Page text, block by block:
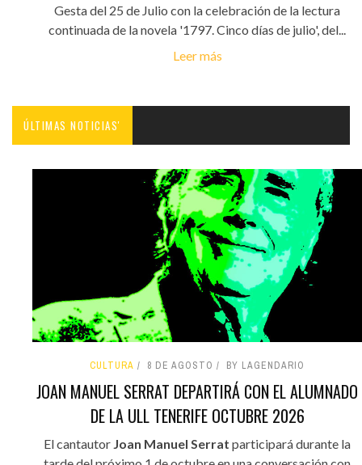
Gesta del 25 de Julio con la celebración de la lectura
continuada de la novela '1797. Cinco días de julio', del...
Leer más
ÚLTIMAS NOTICIAS'
CULTURA 8 DE AGOSTO BY LAGENDARIO
JOAN MANUEL SERRAT DEPARTIRÁ CON EL ALUMNADO
DE LA ULL TENERIFE OCTUBRE 2026
El cantautor Joan Manuel Serrat participará durante la